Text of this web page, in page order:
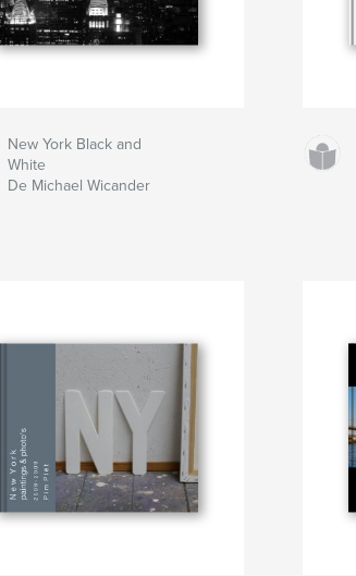
New York Black and
White
De Michael Wicander